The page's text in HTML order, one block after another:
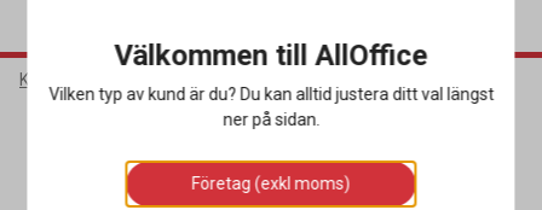
Kök & Servering
Välkommen till AllOffice
Vilken typ av kund är du? Du kan alltid justera ditt val längst
ner på sidan.
Företag (exkl moms)